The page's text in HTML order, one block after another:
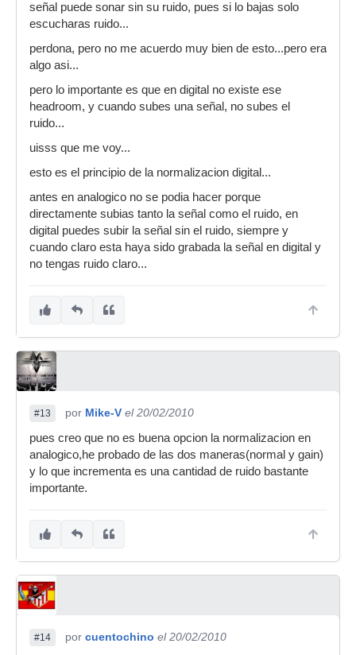
señal puede sonar sin su ruido, pues si lo bajas solo
escucharas ruido...
perdona, pero no me acuerdo muy bien de esto...pero era
algo asi...
pero lo importante es que en digital no existe ese
headroom, y cuando subes una señal, no subes el
ruido...
uisss que me voy...
esto es el principio de la normalizacion digital...
antes en analogico no se podia hacer porque
directamente subias tanto la señal como el ruido, en
digital puedes subir la señal sin el ruido, siempre y
cuando claro esta haya sido grabada la señal en digital y
no tengas ruido claro...
#13 por Mike-V el 20/02/2010
pues creo que no es buena opcion la normalizacion en
analogico,he probado de las dos maneras(normal y gain)
y lo que incrementa es una cantidad de ruido bastante
importante.
#14 por cuentochino el 20/02/2010